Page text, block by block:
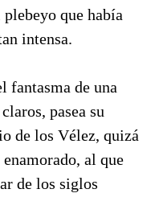
que había
intensa.
fantasma de una
pasea su
de los Vélez, quizá
al que
de los siglos